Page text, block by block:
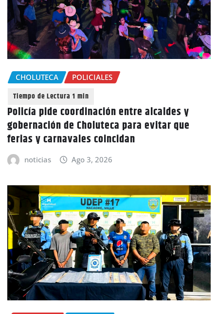
CHOLUTECA POLICIALES
Policía pide coordinación entre alcaldes y
gobernación de Choluteca para evitar que
ferias y carnavales coincidan
noticias Ago 3, 2026